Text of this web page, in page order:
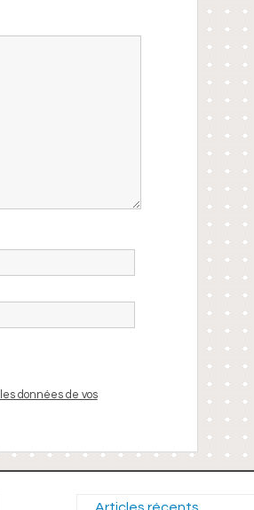
données de vos